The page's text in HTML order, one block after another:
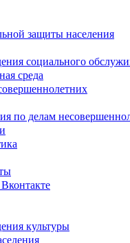
защиты населения
социального
среда
по делам
культуры